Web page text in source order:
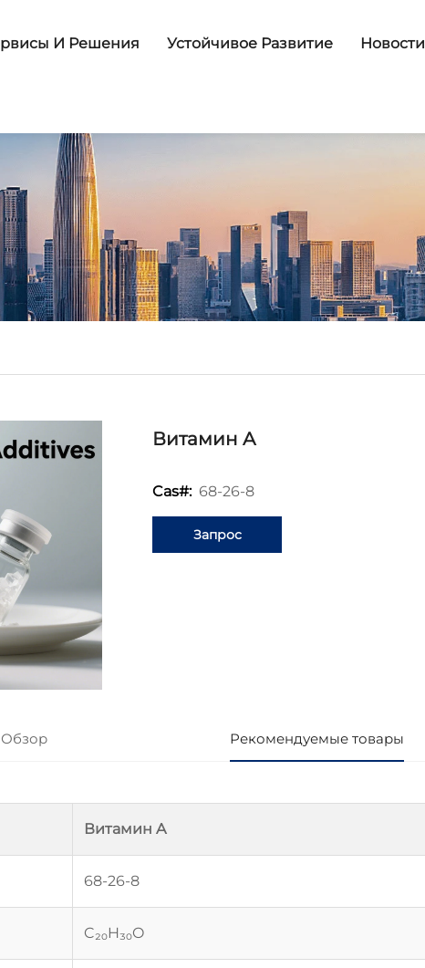
И Решения Устойчивое Развитие Новости
Витамин A
Cas#: 68-26-8
Запрос
Обзор Рекомендуемые товары
Витамин A
68-26-8
C₂₀H₃₀O